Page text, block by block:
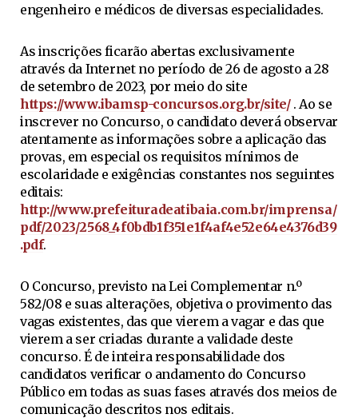
engenheiro e médicos de diversas especialidades.
As inscrições ficarão abertas exclusivamente
através da Internet no período de 26 de agosto a 28
de setembro de 2023, por meio do site
https://www.ibamsp-concursos.org.br/site/. Ao se
inscrever no Concurso, o candidato deverá observar
atentamente as informações sobre a aplicação das
provas, em especial os requisitos mínimos de
escolaridade e exigências constantes nos seguintes
editais:
http://www.prefeituradeatibaia.com.br/imprensa/
pdf/2023/2568_4f0bdb1f351e1f4af4e52e64e4376d39
.pdf.
O Concurso, previsto na Lei Complementar n.º
582/08 e suas alterações, objetiva o provimento das
vagas existentes, das que vierem a vagar e das que
vierem a ser criadas durante a validade deste
concurso. É de inteira responsabilidade dos
candidatos verificar o andamento do Concurso
Público em todas as suas fases através dos meios de
comunicação descritos nos editais.